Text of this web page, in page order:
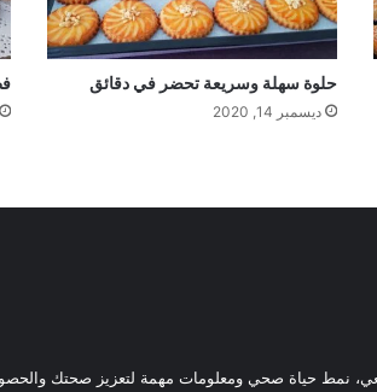
حلوة سهلة وسريعة تحضر في دقائق
ديسمبر 14, 2020
نمط حياة صحي ومعلومات مهمة لتعزيز صحتك